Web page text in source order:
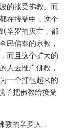
的接受佛教。而
在接受中，这个
辛罗的灭亡，都
民信奉的宗教，
而且这个扩大的
人去推广佛教，
一个打包起来的
子把佛教给接受
的辛罗人，